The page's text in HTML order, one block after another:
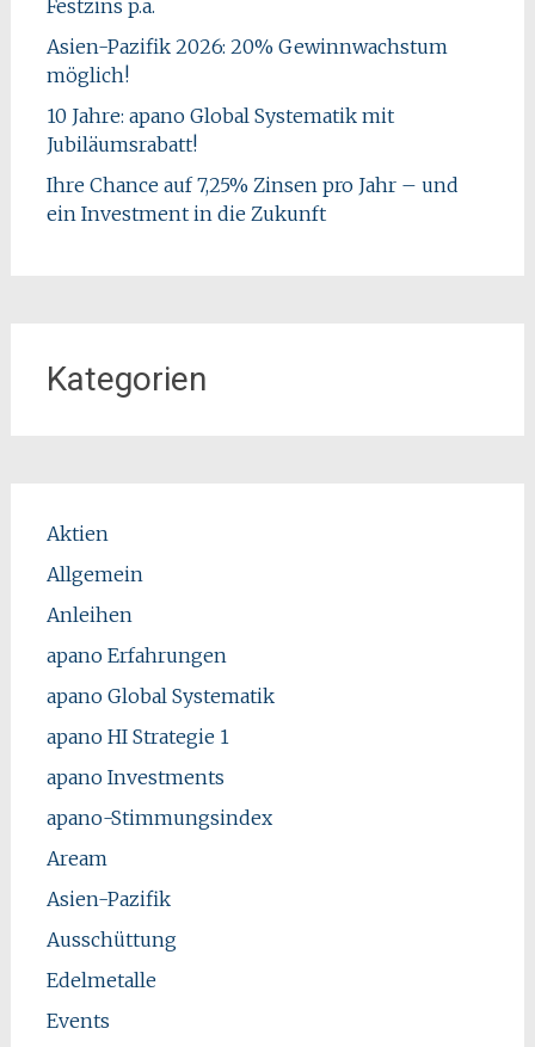
Festzins p.a.
Asien-Pazifik 2026: 20% Gewinnwachstum
möglich!
10 Jahre: apano Global Systematik mit
Jubiläumsrabatt!
Ihre Chance auf 7,25% Zinsen pro Jahr – und
ein Investment in die Zukunft
Kategorien
Aktien
Allgemein
Anleihen
apano Erfahrungen
apano Global Systematik
apano HI Strategie 1
apano Investments
apano-Stimmungsindex
Aream
Asien-Pazifik
Ausschüttung
Edelmetalle
Events